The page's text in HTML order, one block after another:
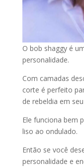
O bob shaggy é
personalidade.
Com camadas
corte é perfeito
de rebeldia em
Ele funciona bem
liso ao ondulado.
Então se você
personalidade e